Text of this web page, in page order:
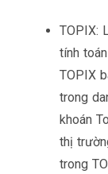
TOPIX:
tính
TOPIX
trong
khoán
thị
trong